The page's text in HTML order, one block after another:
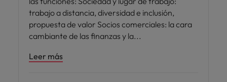
trabajo a distancia, diversidad e inclusión,
propuesta de valor Socios comerciales: la cara
cambiante de las finanzas y la
Leer más